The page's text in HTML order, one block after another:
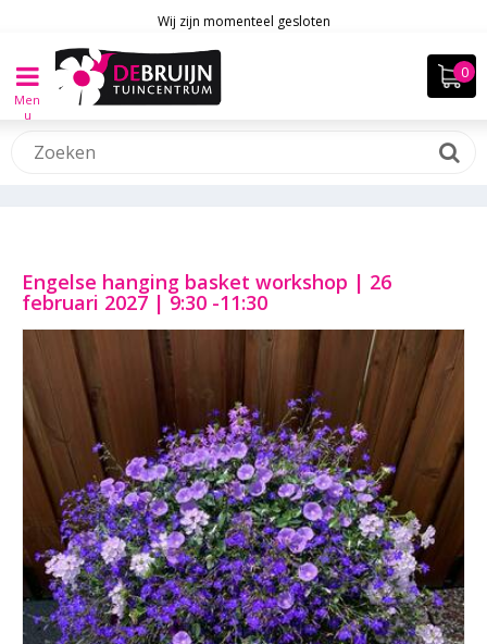
Men
u
Wij zijn momenteel gesloten
Engelse hanging basket workshop | 26
februari 2027 | 9:30 -11:30